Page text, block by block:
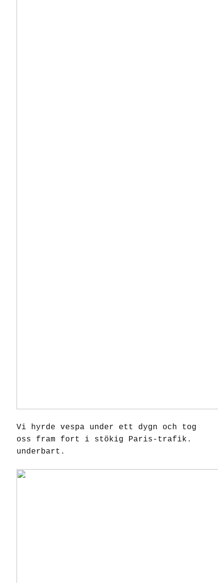
Vi hyrde vespa under ett dygn och tog
oss fram fort i stökig Paris-trafik.
underbart.